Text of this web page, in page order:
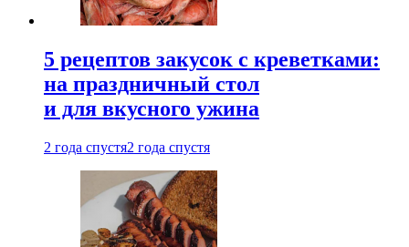
5 рецептов закусок с креветками:
на праздничный стол
и для вкусного ужина
2 года спустя2 года спустя